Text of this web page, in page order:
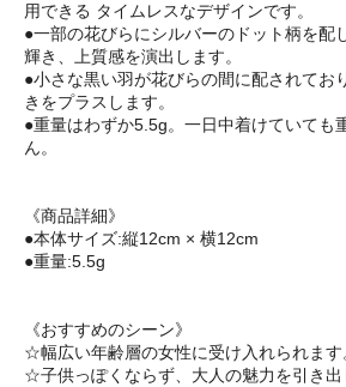
用できる タイムレスなデザインです。
●一部の花びらにシルバーのドット柄を配
輝き、上質感を演出します。
●小さな黒い羽が花びらの間に配されてお
きをプラスします。
●重量はわずか5.5g。一日中着けていても
ん。
《商品詳細》
●本体サイズ:縦12cm × 横12cm
●重量:5.5g
《おすすめのシーン》
☆幅広い年齢層の女性に受け入れられます
☆子供っぽくならず、大人の魅力を引き出